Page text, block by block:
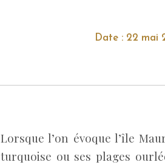
Date : 22 mai
Lorsque l’on évoque l’île
turquoise ou ses plages